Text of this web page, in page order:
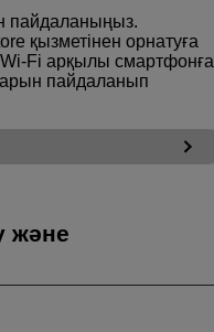
пайдаланыңыз.
қызметінен орнатуға
Wi-Fi арқылы смартфонға
пайдаланып
және